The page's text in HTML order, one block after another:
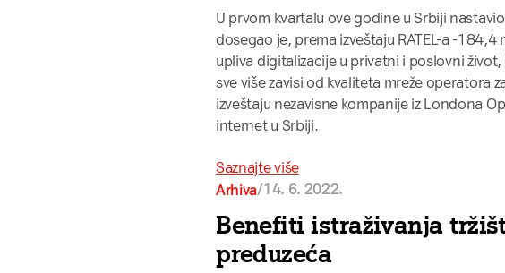
U prvom kvartalu ove godine u Srbiji
dosegao je, prema izveštaju RATEL-a -
upliva digitalizacije u privatni i poslovni
sve više zavisi od kvaliteta mreže operatora
izveštaju nezavisne kompanije iz Londona
internet u Srbiji.
Saznajte više
Arhiva/14. 6. 2022.
Benefiti istraživanja
preduzeća